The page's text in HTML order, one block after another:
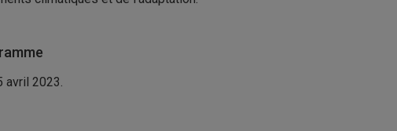
avril 2023.